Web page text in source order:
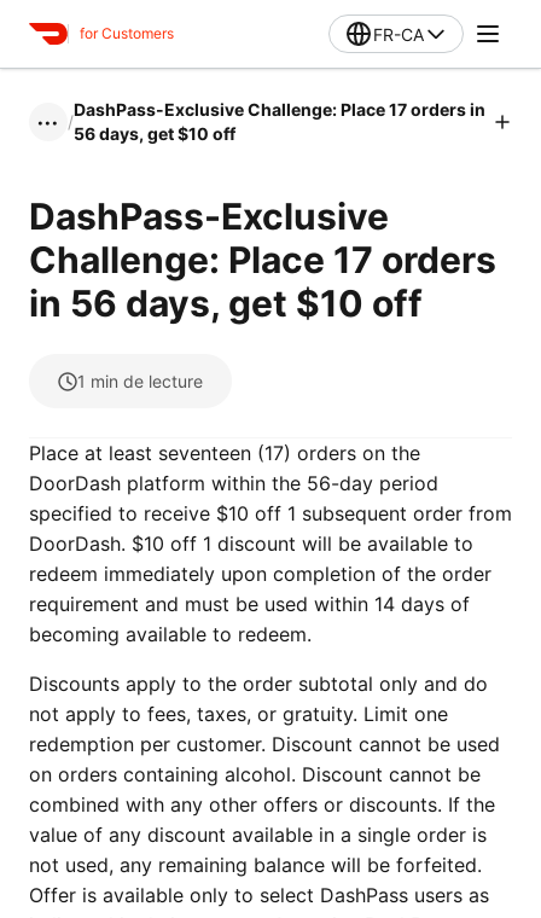
for Customers FR-CA
••• /
DashPass-Exclusive Challenge: Place 17 orders in
56 days, get $10 off
DashPass-Exclusive
Challenge: Place 17 orders
in 56 days, get $10 off
1 min de lecture
Place at least seventeen (17) orders on the
DoorDash platform within the 56-day period
specified to receive $10 off 1 subsequent order from
DoorDash. $10 off 1 discount will be available to
redeem immediately upon completion of the order
requirement and must be used within 14 days of
becoming available to redeem.
Discounts apply to the order subtotal only and do
not apply to fees, taxes, or gratuity. Limit one
redemption per customer. Discount cannot be used
on orders containing alcohol. Discount cannot be
combined with any other offers or discounts. If the
value of any discount available in a single order is
not used, any remaining balance will be forfeited.
Offer is available only to select DashPass users as